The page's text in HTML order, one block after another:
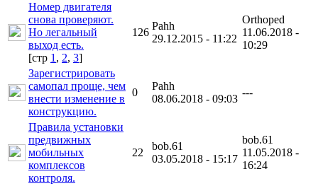
Номер двигателя
снова проверяют.
Но легальный
выход есть.
[cтр 1, 2, 3]
126
Pahh
29.12.2015 - 11:22
Orthoped
11.06.2018 -
10:29
Зарегистрировать
самопал проще, чем
внести изменение в
конструкцию.
0
Pahh
08.06.2018 - 09:03
---
Правила установки
предвижных
мобильных
комплексов
контроля.
22
bob.61
03.05.2018 - 15:17
bob.61
11.05.2018 -
16:24